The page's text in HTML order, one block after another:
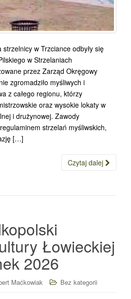
w Trzciance odbyły się
w Strzelaniach
przez Zarząd Okręgowy
zgromadziło myśliwych i
z całego regionu, którzy
oraz wysokie lokaty w
i drużynowej. Zawody
strzelań myśliwskich,
[…]
Czytaj dalej
Łowieckiej
2026
Maćkowiak Bez kategorii